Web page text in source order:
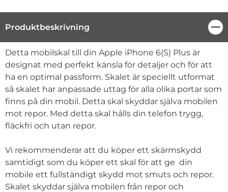
Produktbeskrivning
Produktbeskrivning
Detta mobilskal till din Apple iPhone 6(S) Plus är
designat med perfekt känsla för detaljer och för att
ha en optimal passform. Skalet är speciellt utformat
så skalet har anpassade uttag för alla olika portar som
finns på din mobil. Detta skal skyddar själva mobilen
mot repor. Med detta skal hålls din telefon trygg,
fläckfri och utan repor.
Vi rekommenderar att du köper ett skärmskydd
samtidigt som du köper ett skal för att ge din
mobile ett fullständigt skydd mot smuts och repor.
Skalet skyddar själva mobilen från repor och